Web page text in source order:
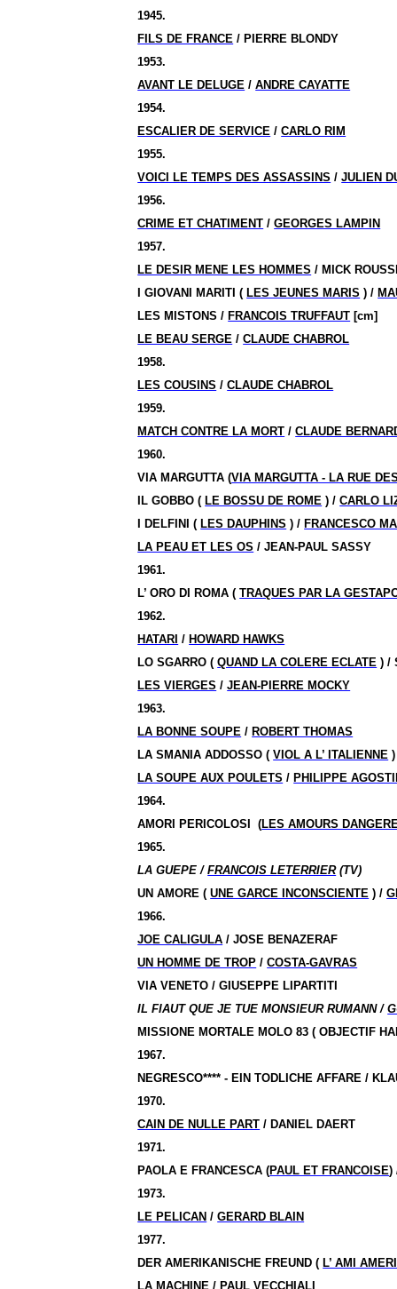
1945.
FILS DE FRANCE / PIERRE BLONDY
1953.
AVANT LE DELUGE /ANDRE CAYATTE
1954.
ESCALIER DE SERVICE /CARLO RIM
1955.
VOICI LE TEMPS DES ASSASSINS /JULIEN
1956.
CRIME ET CHATIMENT /GEORGES LAMPIN
1957.
LE DESIR MENE LES HOMMES / MICK
I GIOVANI MARITI ( LES JEUNES MARIS ) /
LES MISTONS / FRANCOIS TRUFFAUT [cm]
LE BEAU SERGE /CLAUDE CHABROL
1958.
LES COUSINS /CLAUDE CHABROL
1959.
MATCH CONTRE LA MORT /CLAUDE
1960.
VIA MARGUTTA (VIA MARGUTTA - LA RUE
IL GOBBO ( LE BOSSU DE ROME ) /CARLO
I DELFINI ( LES DAUPHINS ) / FRANCESCO
LA PEAU ET LES OS / JEAN-PAUL SASSY
1961.
L’ ORO DI ROMA (TRAQUES PAR LA
1962.
HATARI / HOWARD HAWKS
LO SGARRO (QUAND LA COLERE ECLATE ) /
LES VIERGES /JEAN-PIERRE MOCKY
1963.
LA BONNE SOUPE / ROBERT THOMAS
LA SMANIA ADDOSSO (VIOL A L’ ITALIENNE
LA SOUPE AUX POULETS / PHILIPPE
1964.
AMORI PERICOLOSI
(LES AMOURS
1965.
LA GUEPE /FRANCOIS LETERRIER(TV)
UN AMORE (UNE GARCE INCONSCIENTE ) /
1966.
JOE CALIGULA / JOSE BENAZERAF
UN HOMME DE TROP /COSTA-GAVRAS
VIA VENETO / GIUSEPPE LIPARTITI
IL FIAUT QUE JE TUE MONSIEUR RUMANN /
MISSIONE MORTALE MOLO 83 ( OBJECTIF
1967.
NEGRESCO**** - EIN TODLICHE AFFARE /
1970.
CAIN DE NULLE PART / DANIEL DAERT
1971.
PAOLA E FRANCESCA (PAUL ET FRANCOISE)
1973.
LE PELICAN /GERARD BLAIN
1977.
DER AMERIKANISCHE FREUND ( L’ AMI
LA MACHINE / PAUL VECCHIALI